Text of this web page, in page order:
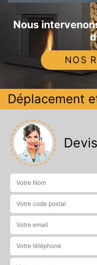
Nous
NOS
Déplacement